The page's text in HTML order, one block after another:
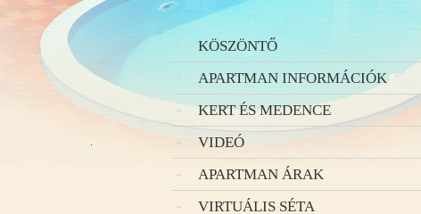
KÖSZÖNTŐ
APARTMAN INFORMÁCIÓK
KERT ÉS MEDENCE
VIDEÓ
APARTMAN ÁRAK
VIRTUÁLIS SÉTA